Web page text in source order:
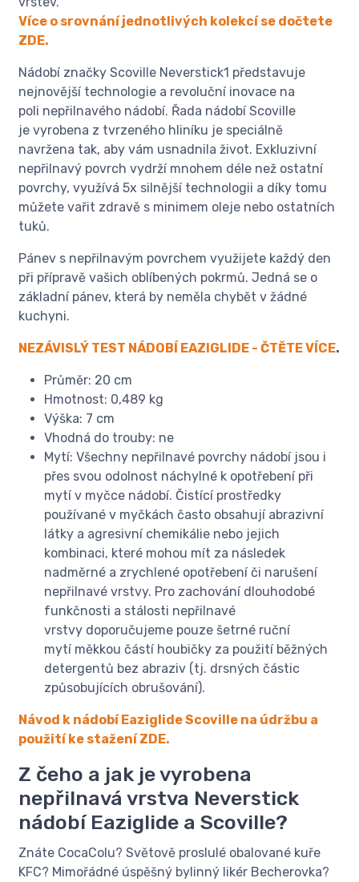
Více o srovnání jednotlivých kolekcí se dočtete
ZDE.
Nádobí značky Scoville Neverstick1 představuje
nejnovější technologie a revoluční inovace na
poli nepřilnavého nádobí. Řada nádobí Scoville
je vyrobena z tvrzeného hliníku je speciálně
navržena tak, aby vám usnadnila život. Exkluzivní
nepřilnavý povrch vydrží mnohem déle než ostatní
povrchy, využívá 5x silnější technologii a díky tomu
můžete vařit zdravě s minimem oleje nebo ostatních
tuků.
Pánev s nepřilnavým povrchem využijete každý den
při přípravě vašich oblíbených pokrmů. Jedná se o
základní pánev, která by neměla chybět v žádné
kuchyni.
NEZÁVISLÝ TEST NÁDOBÍ EAZIGLIDE - ČTĚTE VÍCE.
Průměr: 20 cm
Hmotnost: 0,489 kg
Výška: 7 cm
Vhodná do trouby: ne
Mytí: Všechny nepřilnavé povrchy nádobí jsou i
přes svou odolnost náchylné k opotřebení při
mytí v myčce nádobí. Čistící prostředky
používané v myčkách často obsahují abrazivní
látky a agresivní chemikálie nebo jejich
kombinaci, které mohou mít za následek
nadměrné a zrychlené opotřebení či narušení
nepřilnavé vrstvy. Pro zachování dlouhodobé
funkčnosti a stálosti nepřilnavé
vrstvy doporučujeme pouze šetrné ruční
mytí měkkou částí houbičky za použití běžných
detergentů bez abraziv (tj. drsných částic
způsobujících obrušování).
Návod k nádobí Eaziglide Scoville na údržbu a
použití ke stažení ZDE.
Z čeho a jak je vyrobena
nepřilnavá vrstva Neverstick
nádobí Eaziglide a Scoville?
Znáte CocaColu? Světově proslulé obalované kuře
KFC? Mimořádné úspěšný bylinný likér Becherovka?